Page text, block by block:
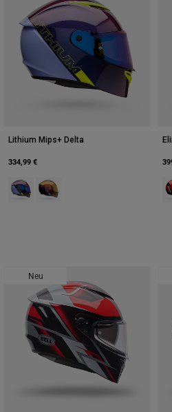
Lithium Mips+ Delta
334,99 €
Product swatch type of Schwarz/
Product swatch type of
Neu